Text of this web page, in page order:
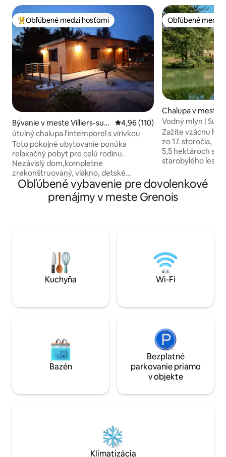
Najobľúbenejšie medzi hosťami
Obľúbené medzi hosťami
Bývanie v meste Villiers-sur-
Yonne
Priemerné ohodnotenie 4,96 z
4,96 (110)
útulný chalupa l'intemporel s vírivkou
Toto pokojné ubytovanie ponúka
relaxačný pobyt pre celú rodinu.
Nezávislý dom,kompletne
zrekonštruovaný, vlákno, detské
vybavenie. Záhrada s jedálenským
kútom, grilom , bezplatným kúpeľným
prístupom, uzavretá záhrada, súkromné
fargeau ,Guedelon, vinohrad Tannay. 7
km od Clamecy , stredovekého
mesta,prístavu , všetkých pekárenských
obchodov, obchodu s potravinami 3 km .
Obľúbené medzi
Obľúbené medzi
Chalupa v meste
Vodný mlyn |
Wi-Fi |
Zažite vzácnu
zo 17. storočia,
5,5 hektároch
starobylého lesa
hľadajú pokoj,
nahrádza hluk
ubytovanie s
dokonalý oddych
Obľúbené vybavenie pre dovolenkové
prenájmy v meste Grenois
Kuchyňa Wi-Fi
Bazén
Bezplatné
parkovanie priamo
v objekte
Klimatizácia